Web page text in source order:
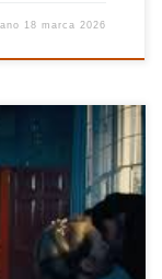
18 marca 2026
Wichrowe
samym tytule.
gwiazdy